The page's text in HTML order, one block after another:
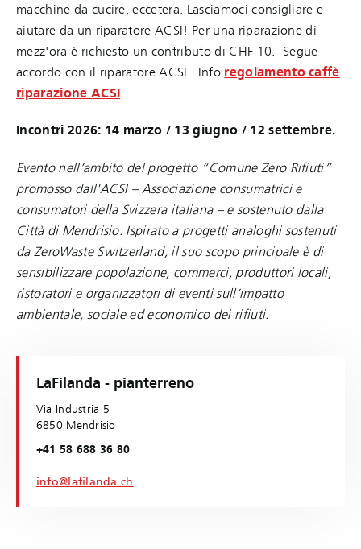
macchine da cucire, eccetera. Lasciamoci consigliare e
aiutare da un riparatore ACSI! Per una riparazione di
mezz'ora è richiesto un contributo di CHF 10.- Segue
accordo con il riparatore ACSI.
Info regolamento caffè
riparazione ACSI
Incontri 2026: 14 marzo / 13 giugno / 12 settembre.
Evento nell’ambito del progetto “Comune Zero Rifiuti”
promosso dall'ACSI – Associazione consumatrici e
consumatori della Svizzera italiana – e sostenuto dalla
Città di Mendrisio. Ispirato a progetti analoghi sostenuti
da ZeroWaste Switzerland, il suo scopo principale è di
sensibilizzare popolazione, commerci, produttori locali,
ristoratori e organizzatori di eventi sull’impatto
ambientale, sociale ed economico dei rifiuti.
LaFilanda - pianterreno
Via Industria 5
6850 Mendrisio
+41 58 688 36 80
info@lafilanda.ch